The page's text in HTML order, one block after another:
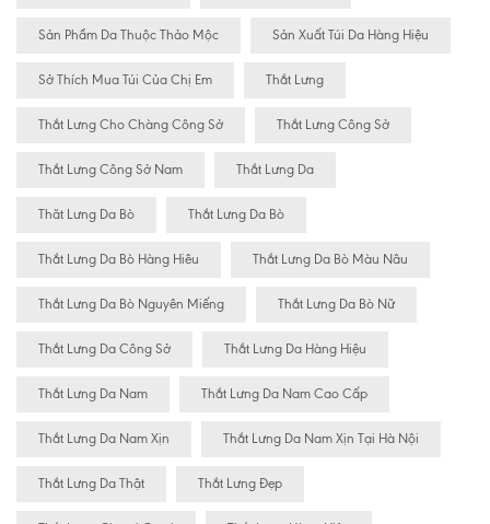
Sản Phẩm Da Thuộc Thảo Mộc Sản Xuất Túi Da Hàng Hiệu
Sở Thích Mua Túi Của Chị Em Thắt Lưng
Thắt Lưng Cho Chàng Công Sở Thắt Lưng Công Sở
Thắt Lưng Công Sở Nam Thắt Lưng Da
Thăt Lưng Da Bò Thắt Lưng Da Bò
Thắt Lưng Da Bò Hàng Hiêu Thắt Lưng Da Bò Màu Nâu
Thắt Lưng Da Bò Nguyên Miếng Thắt Lưng Da Bò Nữ
Thắt Lưng Da Công Sở Thắt Lưng Da Hàng Hiệu
Thắt Lưng Da Nam Thắt Lưng Da Nam Cao Cấp
Thắt Lưng Da Nam Xịn Thắt Lưng Da Nam Xịn Tại Hà Nội
Thắt Lưng Da Thật Thắt Lưng Đẹp